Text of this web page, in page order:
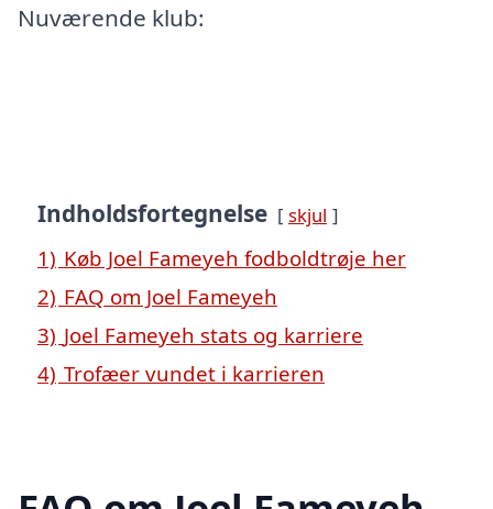
Nuværende klub:
Indholdsfortegnelse skjul
1) Køb Joel Fameyeh fodboldtrøje her
2) FAQ om Joel Fameyeh
3) Joel Fameyeh stats og karriere
4) Trofæer vundet i karrieren